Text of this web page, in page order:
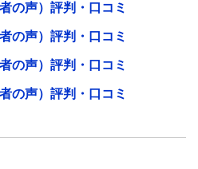
の声）評判・口コミ
の声）評判・口コミ
の声）評判・口コミ
の声）評判・口コミ